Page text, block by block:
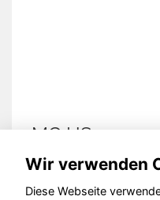
MG HS
Wir verwenden
Diese Webseite